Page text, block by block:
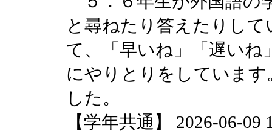
と尋ねたり答えたりし
て、「早いね」「遅いね
にやりとりをしていま
した。
【学年共通】 2026-06-09